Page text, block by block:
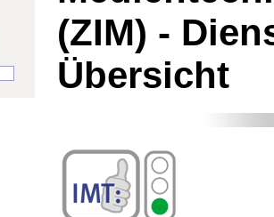
(ZIM) -
Übersicht